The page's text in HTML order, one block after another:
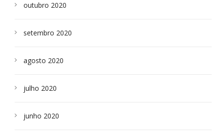
outubro 2020
setembro 2020
agosto 2020
julho 2020
junho 2020